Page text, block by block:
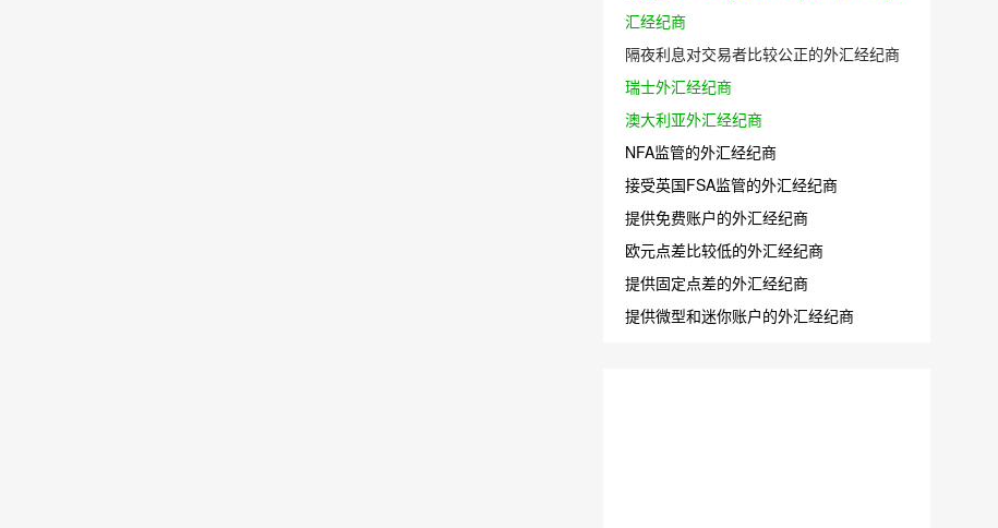
汇经纪商
隔夜利息对交易者比较公正的外汇经纪商
瑞士外汇经纪商
澳大利亚外汇经纪商
NFA监管的外汇经纪商
接受英国FSA监管的外汇经纪商
提供免费账户的外汇经纪商
欧元点差比较低的外汇经纪商
提供固定点差的外汇经纪商
提供微型和迷你账户的外汇经纪商